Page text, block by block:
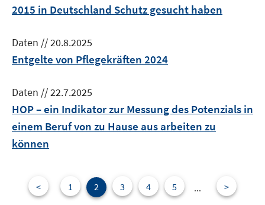
2015 in Deutschland Schutz gesucht haben
Daten //20.8.2025
Entgelte von Pflegekräften 2024
Daten //22.7.2025
HOP – ein Indikator zur Messung des Potenzials in
einem Beruf von zu Hause aus arbeiten zu
können
< 1 2 3 4 5 ... >